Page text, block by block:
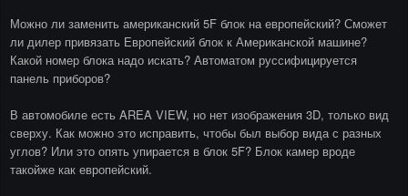
Можно ли заменить американский 5F блок на европейский? Сможет
ли дилер привязать Европейский блок к Американской машине?
Какой номер блока надо искать? Автоматом руссифицируется
панель приборов?
В автомобиле есть AREA VIEW, но нет изображения 3D, только вид
сверху. Как можно это исправить, чтобы был выбор вида с разных
углов? Или это опять упирается в блок 5F? Блок камер вроде
такойже как европейский.